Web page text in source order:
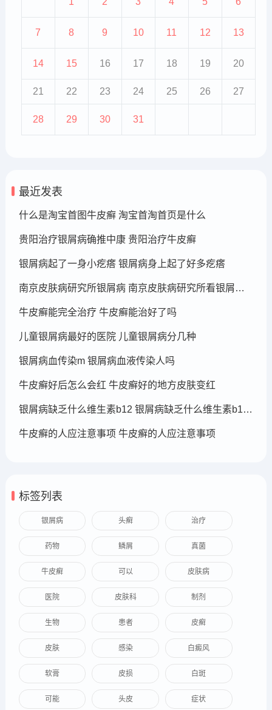
7 8 9 10 11 12 13
14 15 16 17 18 19 20
21 22 23 24 25 26 27
28 29 30 31
最近发表
什么是淘宝首图牛皮癣 淘宝首淘首页是什么
贵阳治疗银屑病确推中康 贵阳治疗牛皮癣
银屑病起了一身小疙瘩 银屑病身上起了好多疙瘩
南京皮肤病研究所银屑病 南京皮肤病研究所看银屑病哪个医生厉害
牛皮癣能完全治疗 牛皮癣能治好了吗
儿童银屑病最好的医院 儿童银屑病分几种
银屑病血传染m 银屑病血液传染人吗
牛皮癣好后怎么会红 牛皮癣好的地方皮肤变红
银屑病缺乏什么维生素b12 银屑病缺乏什么维生素b12可以补充
牛皮癣的人应注意事项 牛皮癣的人应注意事项
标签列表
银屑病 头癣 治疗
药物 鳞屑 真菌
牛皮癣 可以 皮肤病
医院 皮肤科 制剂
生物 患者 皮癣
皮肤 感染 白癜风
软膏 皮损 白斑
可能 头皮 症状